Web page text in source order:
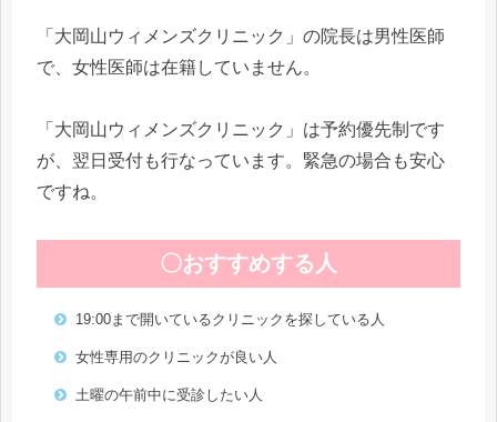
「大岡山ウィメンズクリニック」の院長は男性医師
で、女性医師は在籍していません。
「大岡山ウィメンズクリニック」は予約優先制です
が、翌日受付も行なっています。緊急の場合も安心
ですね。
〇おすすめする人
19:00まで開いているクリニックを探している人
女性専用のクリニックが良い人
土曜の午前中に受診したい人